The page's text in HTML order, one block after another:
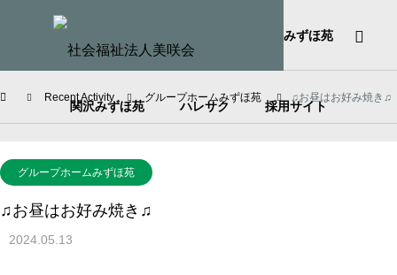
みずほ苑
関沢みずほ苑 ハレサク 採用サイト
Recent Activity グループホームみずほ苑 ♫お昼はお好み焼き♫
グループホームみずほ苑
♫お昼はお好み焼き♫
2024.05.13